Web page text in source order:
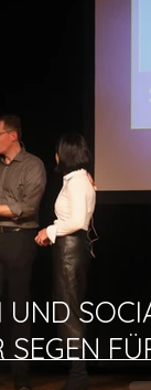
UND